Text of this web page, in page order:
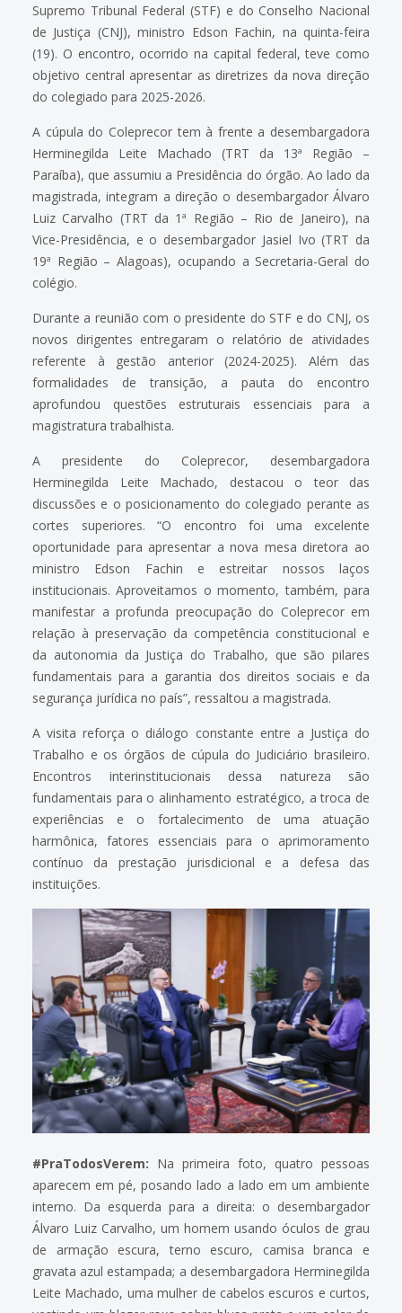
Supremo Tribunal Federal (STF) e do Conselho Nacional
de Justiça (CNJ), ministro Edson Fachin, na quinta-feira
(19). O encontro, ocorrido na capital federal, teve como
objetivo central apresentar as diretrizes da nova direção
do colegiado para 2025-2026.
A cúpula do Coleprecor tem à frente a desembargadora
Herminegilda Leite Machado (TRT da 13ª Região –
Paraíba), que assumiu a Presidência do órgão. Ao lado da
magistrada, integram a direção o desembargador Álvaro
Luiz Carvalho (TRT da 1ª Região – Rio de Janeiro), na
Vice-Presidência, e o desembargador Jasiel Ivo (TRT da
19ª Região – Alagoas), ocupando a Secretaria-Geral do
colégio.
Durante a reunião com o presidente do STF e do CNJ, os
novos dirigentes entregaram o relatório de atividades
referente à gestão anterior (2024-2025). Além das
formalidades de transição, a pauta do encontro
aprofundou questões estruturais essenciais para a
magistratura trabalhista.
A presidente do Coleprecor, desembargadora
Herminegilda Leite Machado, destacou o teor das
discussões e o posicionamento do colegiado perante as
cortes superiores. “O encontro foi uma excelente
oportunidade para apresentar a nova mesa diretora ao
ministro Edson Fachin e estreitar nossos laços
institucionais. Aproveitamos o momento, também, para
manifestar a profunda preocupação do Coleprecor em
relação à preservação da competência constitucional e
da autonomia da Justiça do Trabalho, que são pilares
fundamentais para a garantia dos direitos sociais e da
segurança jurídica no país”, ressaltou a magistrada.
A visita reforça o diálogo constante entre a Justiça do
Trabalho e os órgãos de cúpula do Judiciário brasileiro.
Encontros interinstitucionais dessa natureza são
fundamentais para o alinhamento estratégico, a troca de
experiências e o fortalecimento de uma atuação
harmônica, fatores essenciais para o aprimoramento
contínuo da prestação jurisdicional e a defesa das
instituições.
#PraTodosVerem: Na primeira foto, quatro pessoas
aparecem em pé, posando lado a lado em um ambiente
interno. Da esquerda para a direita: o desembargador
Álvaro Luiz Carvalho, um homem usando óculos de grau
de armação escura, terno escuro, camisa branca e
gravata azul estampada; a desembargadora Herminegilda
Leite Machado, uma mulher de cabelos escuros e curtos,